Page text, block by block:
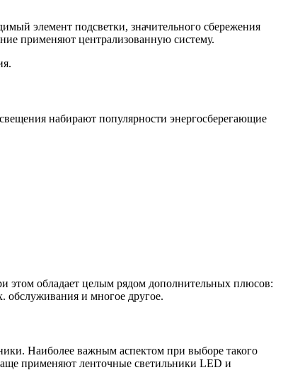
элемент подсветки, значительного сбережения
применяют централизованную систему.
набирают популярности энергосберегающие
этом обладает целым рядом дополнительных плюсов:
обслуживания и многое другое.
Наиболее важным аспектом при выборе такого
применяют ленточные светильники LED и